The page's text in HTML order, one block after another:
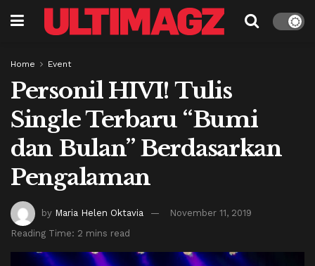
Home Event
Personil HIVI! Tulis
Single Terbaru “Bumi
dan Bulan” Berdasarkan
Pengalaman
by Maria Helen Oktavia
November 11, 2019
Reading Time: 2 mins read